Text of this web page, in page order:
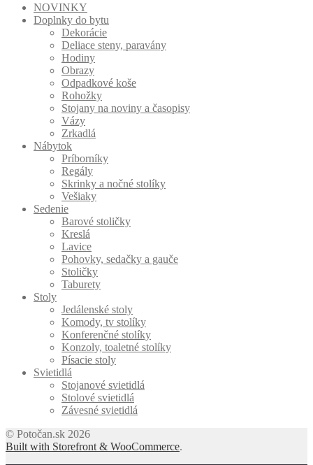
NOVINKY
Doplnky do bytu
Dekorácie
Deliace steny, paravány
Hodiny
Obrazy
Odpadkové koše
Rohožky
Stojany na noviny a časopisy
Vázy
Zrkadlá
Nábytok
Príborníky
Regály
Skrinky a nočné stolíky
Vešiaky
Sedenie
Barové stoličky
Kreslá
Lavice
Pohovky, sedačky a gauče
Stoličky
Taburety
Stoly
Jedálenské stoly
Komody, tv stolíky
Konferenčné stolíky
Konzoly, toaletné stolíky
Písacie stoly
Svietidlá
Stojanové svietidlá
Stolové svietidlá
Závesné svietidlá
© Potočan.sk 2026
Built with Storefront & WooCommerce.